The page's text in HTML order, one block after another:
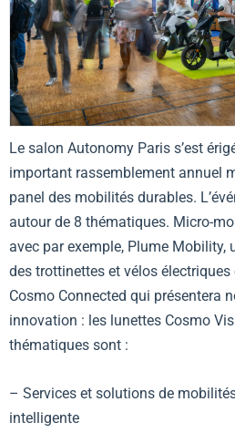
Le salon Autonomy Paris s’est
important rassemblement annuel
panel des mobilités durables.
autour de 8 thématiques. Micro-
avec par exemple, Plume Mobility,
des trottinettes et vélos électriques
Cosmo Connected qui présentera
innovation : les lunettes Cosmo
thématiques sont :
– Services et solutions de
intelligente